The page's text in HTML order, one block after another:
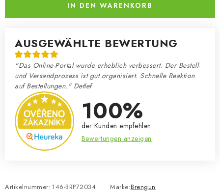
IN DEN WARENKORB
AUSGEWÄHLTE BEWERTUNG
"Das Online-Portal wurde erheblich verbessert. Der Bestell-
und Versandprozess ist gut organisiert. Schnelle Reaktion
auf Bestellungen." Detlef
100%
der Kunden empfehlen
Bewertungen anzeigen
Artikelnummer: 146-BRP72034 Marke:Brengun